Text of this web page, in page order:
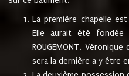
La première chapelle
Elle aurait été
ROUGEMONT. Véronique
sera la dernière a y être